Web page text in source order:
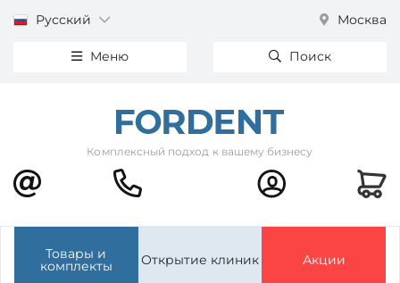
Русский Москва
Меню Поиск
Комплексный подход к вашему бизнесу
Товары и
комплекты Открытие клиник Акции